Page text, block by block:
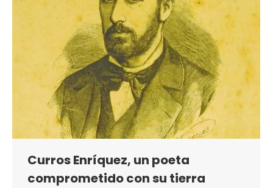
Curros Enríquez, un poeta
comprometido con su tierra